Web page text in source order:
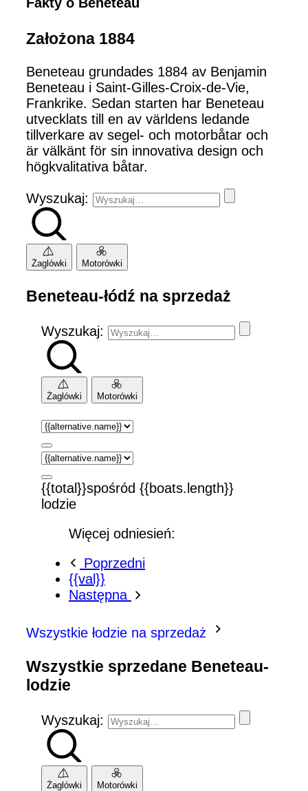
Założona 1884
Beneteau grundades 1884 av Benjamin
Beneteau i Saint-Gilles-Croix-de-Vie,
Frankrike. Sedan starten har Beneteau
utvecklats till en av världens ledande
tillverkare av segel- och motorbåtar och
är välkänt för sin innovativa design och
högkvalitativa båtar.
Wyszukaj:
Żaglówki Motorówki
Beneteau-łódź na sprzedaż
Wyszukaj:
Żaglówki Motorówki
{{total}}spośród {{boats.length}}
lodzie
Więcej odniesień:
Poprzedni
{{val}}
Następna
Wszystkie łodzie na sprzedaż
Wszystkie sprzedane Beneteau-
lodzie
Wyszukaj:
Żaglówki Motorówki